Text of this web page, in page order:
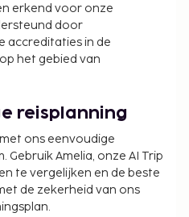
in: EUR 25 als je
uur en 23.30 uur
Toeslagen en
excl. btw en kunnen
mogen
deze accommodatie
niet overschrijden.
contact op met de
gegevens in de
erkend voor onze
door
accreditaties in de
het gebied van
reisplanning
ons eenvoudige
Gebruik Amelia, onze AI Trip
te vergelijken en de beste
de zekerheid van ons